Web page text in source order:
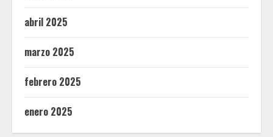
abril 2025
marzo 2025
febrero 2025
enero 2025